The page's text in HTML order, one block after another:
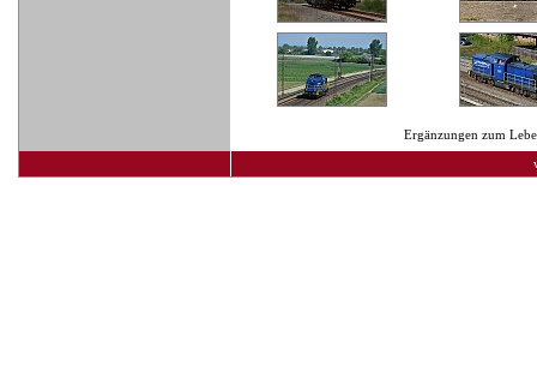
Ergänzungen zum